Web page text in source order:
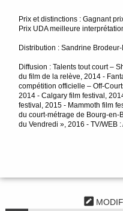
Prix et distinctions : Gagnant
Prix UDA meilleure
Distribution : Sandrine
Diffusion : Talents tout court –
du film de la relève, 2014 -
compétition officielle – Off-
2014 - Calgary film festival,
festival, 2015 - Mammoth film
du court-métrage de Bourg-en-
du Vendredi », 2016 - TV/WEB :